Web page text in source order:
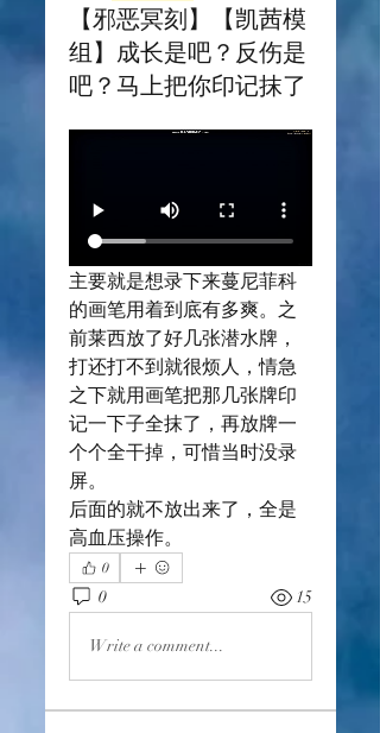
【邪恶冥刻】【凯茜模
组】成长是吧？反伤是
吧？马上把你印记抹了
主要就是想录下来蔓尼菲科
的画笔用着到底有多爽。之
前莱西放了好几张潜水牌，
打还打不到就很烦人，情急
之下就用画笔把那几张牌印
记一下子全抹了，再放牌一
个个全干掉，可惜当时没录
屏。
后面的就不放出来了，全是
高血压操作。
0
0 15
Write a comment...